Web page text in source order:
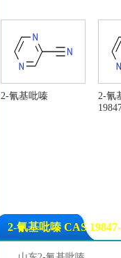
2-氰基吡嗪
2-氰
2-氰基吡嗪 CAS